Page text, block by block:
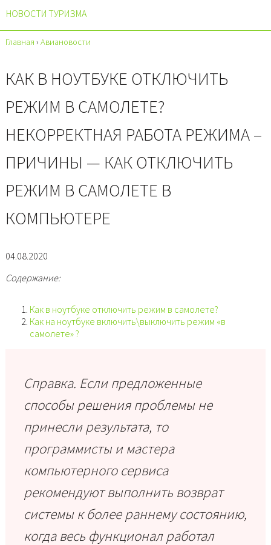
НОВОСТИ ТУРИЗМА
Главная › Авиановости
КАК В НОУТБУКЕ ОТКЛЮЧИТЬ
РЕЖИМ В САМОЛЕТЕ?
НЕКОРРЕКТНАЯ РАБОТА РЕЖИМА –
ПРИЧИНЫ — КАК ОТКЛЮЧИТЬ
РЕЖИМ В САМОЛЕТЕ В
КОМПЬЮТЕРЕ
04.08.2020
Содержание:
Как в ноутбуке отключить режим в самолете?
Как на ноутбуке включить\выключить режим «в
самолете» ?
Справка. Если предложенные
способы решения проблемы не
принесли результата, то
программисты и мастера
компьютерного сервиса
рекомендуют выполнить возврат
системы к более раннему состоянию,
когда весь функционал работал